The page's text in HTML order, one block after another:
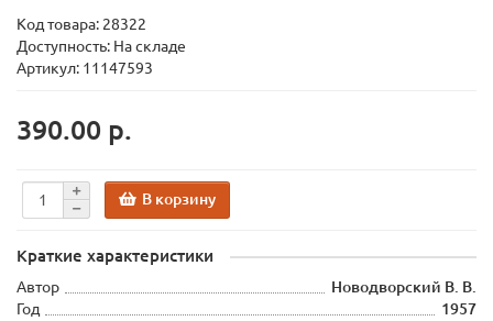
Код товара: 28322
Доступность: На складе
Артикул: 11147593
390.00 р.
В корзину
Краткие характеристики
Автор
Новодворский В. В.
Год
1957